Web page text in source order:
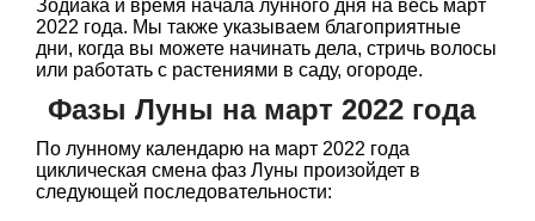
Зодиака и время начала лунного дня на весь март
2022 года. Мы также указываем благоприятные
дни, когда вы можете начинать дела, стричь волосы
или работать с растениями в саду, огороде.
Фазы Луны на март 2022 года
По лунному календарю на март 2022 года
циклическая смена фаз Луны произойдет в
следующей последовательности: